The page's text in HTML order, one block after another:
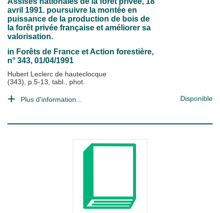
avril 1991. poursuivre la montée en
puissance de la production de bois de
la forêt privée française et améliorer sa
valorisation.
in Forêts de France et Action forestière,
n° 343, 01/04/1991
Hubert Leclerc de hauteclocque
(343), p.5-13, tabl., phot.
Plus d'information... Disponible